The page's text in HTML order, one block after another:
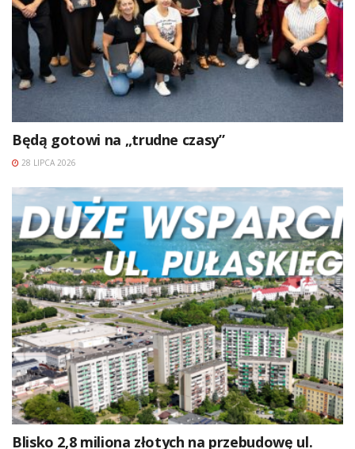
Będą gotowi na „trudne czasy”
28 LIPCA 2026
Blisko 2,8 miliona złotych na przebudowę ul.